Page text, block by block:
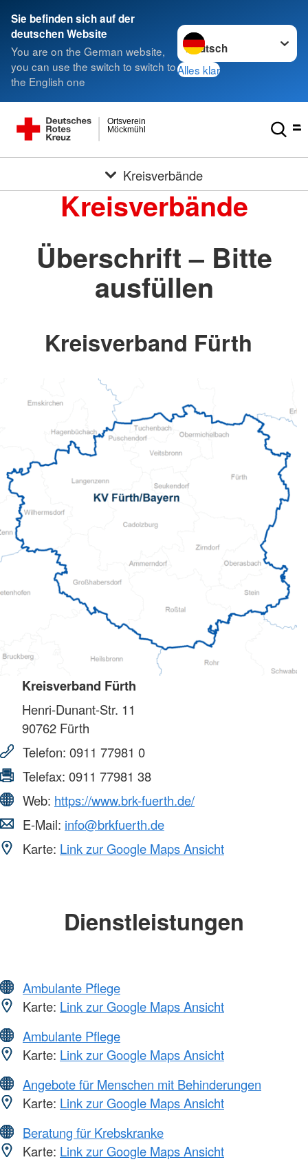
Sie befinden sich auf der
deutschen Website
You are on the German website,
you can use the switch to switch to
the English one
Sprache wechseln zu
Alles klar
Möckmühl
Ortsverein
Kreisverbände
Kreisverbände
Überschrift – Bitte
ausfüllen
Kreisverband Fürth
Kreisverband Fürth
Henri-Dunant-Str. 11
90762 Fürth
Telefon: 0911 77981 0
Telefax: 0911 77981 38
Web: https://www.brk-fuerth.de/
E-Mail: info@brkfuerth.de
Karte: Link zur Google Maps Ansicht
Dienstleistungen
Ambulante Pflege
Karte: Link zur Google Maps Ansicht
Ambulante Pflege
Karte: Link zur Google Maps Ansicht
Angebote für Menschen mit Behinderungen
Karte: Link zur Google Maps Ansicht
Beratung für Krebskranke
Karte: Link zur Google Maps Ansicht